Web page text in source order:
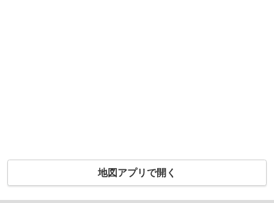
地図アプリで開く